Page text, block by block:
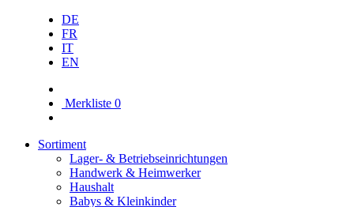
DE
FR
IT
EN
Merkliste 0
Sortiment
Lager- & Betriebs­einrichtungen
Handwerk & Heimwerker
Haushalt
Babys & Kleinkinder